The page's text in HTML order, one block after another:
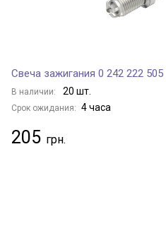
Свеча зажигания 0 242 222 505
В наличии: 20 шт.
Срок ожидания: 4 часа
205